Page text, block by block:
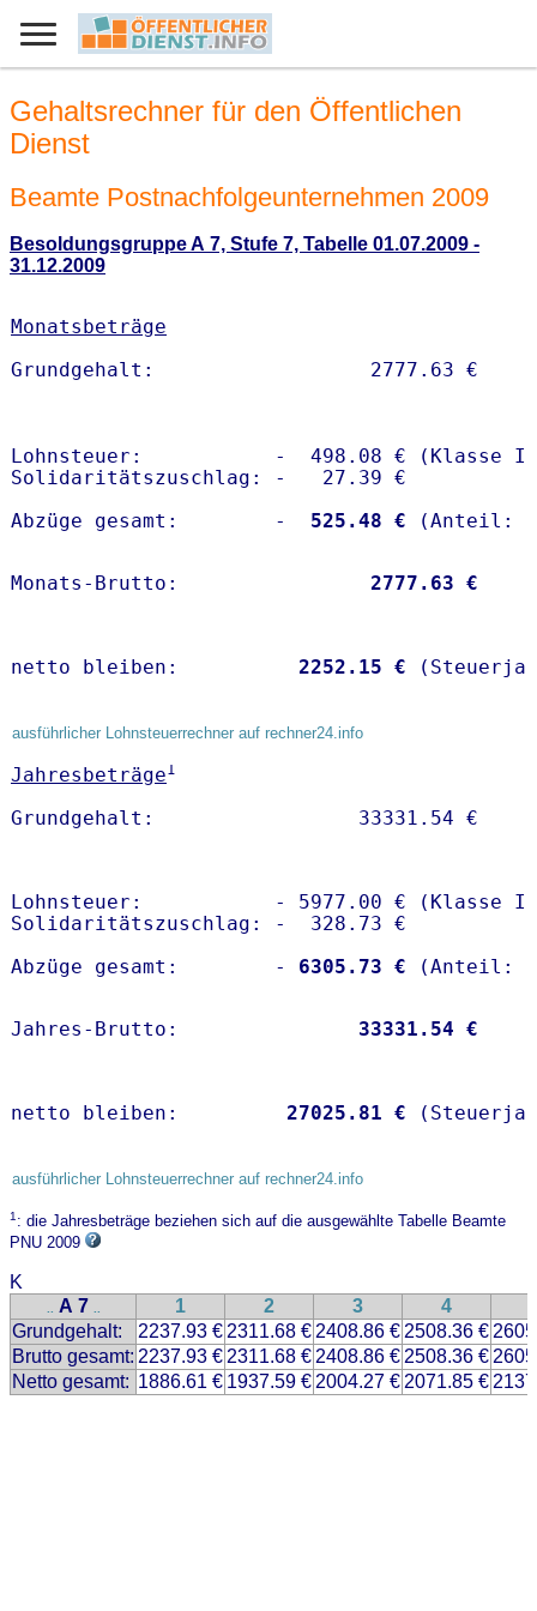
Gehaltsrechner für den Öffentlichen
Dienst
Beamte Postnachfolgeunternehmen 2009
Besoldungsgruppe A 7, Stufe 7, Tabelle 01.07.2009 -
31.12.2009
Monatsbeträge
Lohnsteuer:           -  498.08 € (Klasse I)
Solidaritätszuschlag: -   27.39 €
Abzüge gesamt:        -
  525.48 €
Monats-Brutto: 2777.63 €
netto bleiben: 2252.15 €
ausführlicher Lohnsteuerrechner auf rechner24.info
Jahresbeträge1
Lohnsteuer:           - 5977.00 € (Klasse I)
Solidaritätszuschlag: -  328.73 €
Abzüge gesamt:        -
6305.73 €
Jahres-Brutto: 33331.54 €
netto bleiben: 27025.81 €
ausführlicher Lohnsteuerrechner auf rechner24.info
1: die Jahresbeträge beziehen sich auf die ausgewählte Tabelle Beamte
PNU 2009
K
.. A 7 .. 1 2 3 4
Grundgehalt:
2237.93 € 2311.68 € 2408.86 € 2508.36 €
Brutto gesamt: 2237.93 € 2311.68 € 2408.86 € 2508.36 €
Netto gesamt: 1886.61 € 1937.59 € 2004.27 € 2071.85 €